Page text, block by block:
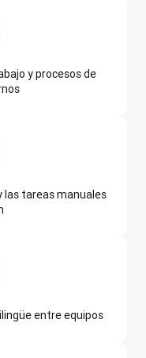
y procesos de
las tareas manuales
entre equipos